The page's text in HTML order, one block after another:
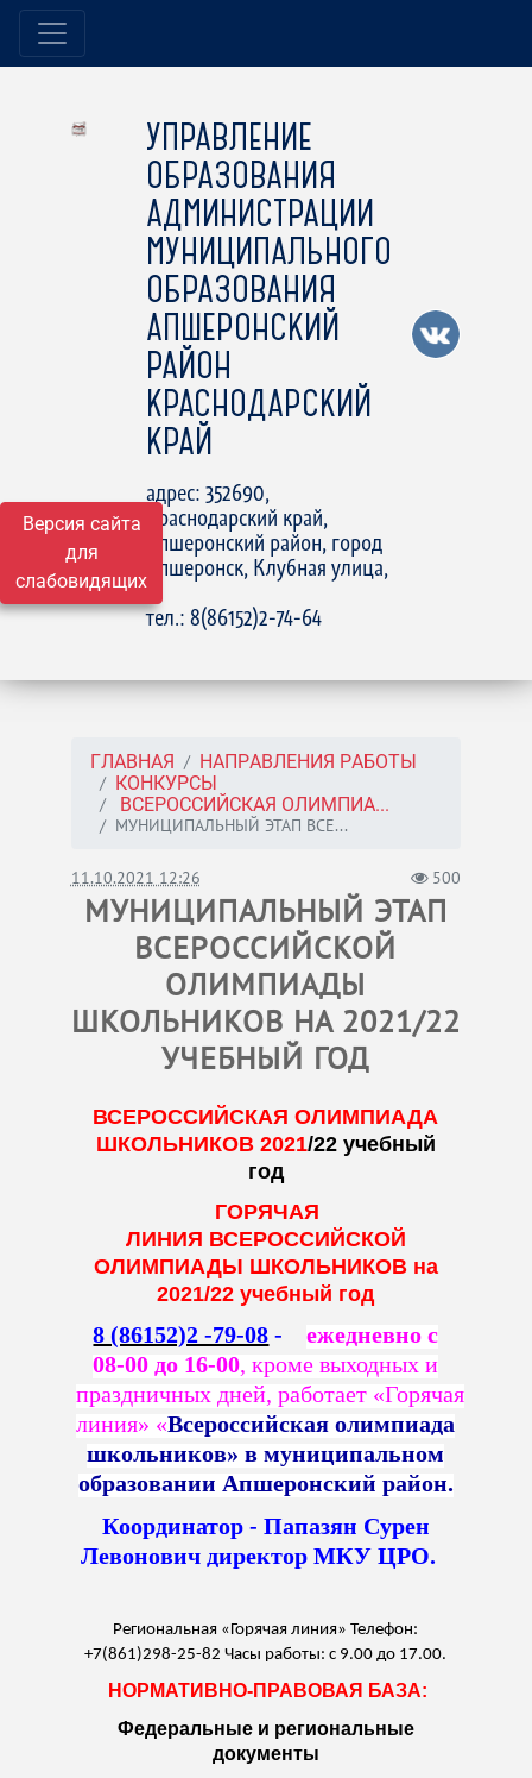
Версия сайта
для
слабовидящих
УПРАВЛЕНИЕ
ОБРАЗОВАНИЯ
АДМИНИСТРАЦИИ
МУНИЦИПАЛЬНОГО
ОБРАЗОВАНИЯ
АПШЕРОНСКИЙ
РАЙОН
КРАСНОДАРСКИЙ
КРАЙ
адрес: 352690,
Краснодарский край,
Апшеронский район, город
Апшеронск, Клубная улица,
15
тел.: 8(86152)2-74-64
ГЛАВНАЯ
НАПРАВЛЕНИЯ РАБОТЫ
КОНКУРСЫ
ВСЕРОССИЙСКАЯ ОЛИМПИА...
МУНИЦИПАЛЬНЫЙ ЭТАП ВСЕ...
11.10.2021 12:26 500
МУНИЦИПАЛЬНЫЙ ЭТАП
ВСЕРОССИЙСКОЙ
ОЛИМПИАДЫ
ШКОЛЬНИКОВ НА 2021/22
УЧЕБНЫЙ ГОД
ВСЕРОССИЙСКАЯ ОЛИМПИАДА
ШКОЛЬНИКОВ 2021/22 учебный
год
ГОРЯЧАЯ
ЛИНИЯ ВСЕРОССИЙСКОЙ
ОЛИМПИАДЫ ШКОЛЬНИКОВ на
2021/22 учебный год
8 (86152)2 -79-08 -ежедневно с
08-00 до 16-00, кроме выходных и
праздничных дней, работает «Горячая
линия» «Всероссийская олимпиада
школьников» в муниципальном
образовании Апшеронский район.
Координатор - Папазян Сурен
Левонович директор МКУ ЦРО.
Региональная «Горячая линия» Телефон:
+7(861)298-25-82 Часы работы: с 9.00 до 17.00.
НОРМАТИВНО-ПРАВОВАЯ БАЗА:
Федеральные и региональные
документы